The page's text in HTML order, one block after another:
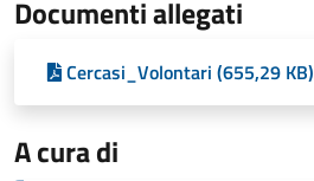
Documenti allegati
Cercasi_Volontari (655,29 KB)
A cura di